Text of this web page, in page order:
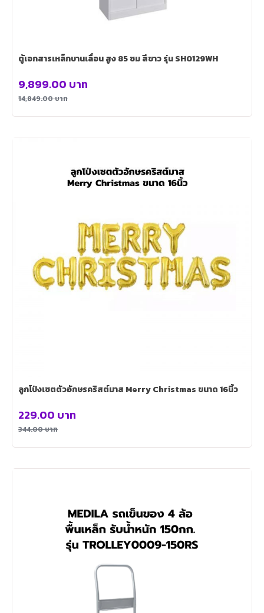
ตู้เอกสารเหล็กบานเลื่อน สูง 85 ซม สีขาว รุ่น SH0129WH
14,849.00บาท
9,899.00 บาท
ลูกโป่งเซตตัวอักษรคริสต์มาส Merry Christmas ขนาด 16นิ้ว
344.00บาท
229.00 บาท